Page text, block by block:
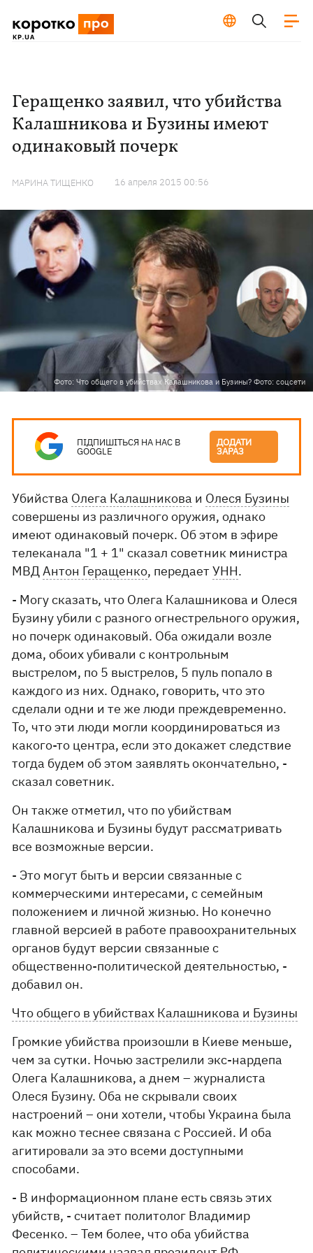
Геращенко заявил, что убийства
Калашникова и Бузины имеют
одинаковый почерк
МАРИНА ТИЩЕНКО 16 апреля 2015 00:56
Фото: Что общего в убийствах Калашникова и Бузины? Фото: соцсети
ПІДПИШІТЬСЯ НА НАС В
GOOGLE
ДОДАТИ
ЗАРАЗ
Убийства Олега Калашникова и Олеся Бузины
совершены из различного оружия, однако
имеют одинаковый почерк. Об этом в эфире
телеканала "1 + 1" сказал советник министра
МВДАнтон Геращенко, передаетУНН.
- Могу сказать, что Олега Калашникова и Олеся
Бузину убили с разного огнестрельного оружия,
но почерк одинаковый. Оба ожидали возле
дома, обоих убивали с контрольным
выстрелом, по 5 выстрелов, 5 пуль попало в
каждого из них. Однако, говорить, что это
сделали одни и те же люди преждевременно.
То, что эти люди могли координироваться из
какого-то центра, если это докажет следствие
тогда будем об этом заявлять окончательно, -
сказал советник.
Он также отметил, что по убийствам
Калашникова и Бузины будут рассматривать
все возможные версии.
- Это могут быть и версии связанные с
коммерческими интересами, с семейным
положением и личной жизнью. Но конечно
главной версией в работе правоохранительных
органов будут версии связанные с
общественно-политической деятельностью, -
добавил он.
Что общего в убийствах Калашникова и Бузины
Громкие убийства произошли в Киеве меньше,
чем за сутки. Ночью застрелили экс-нардепа
Олега Калашникова, а днем – журналиста
Олеся Бузину. Оба не скрывали своих
настроений – они хотели, чтобы Украина была
как можно теснее связана с Россией. И оба
агитировали за это всеми доступными
способами.
- В информационном плане есть связь этих
убийств, - считает политолог Владимир
Фесенко. – Тем более, что оба убийства